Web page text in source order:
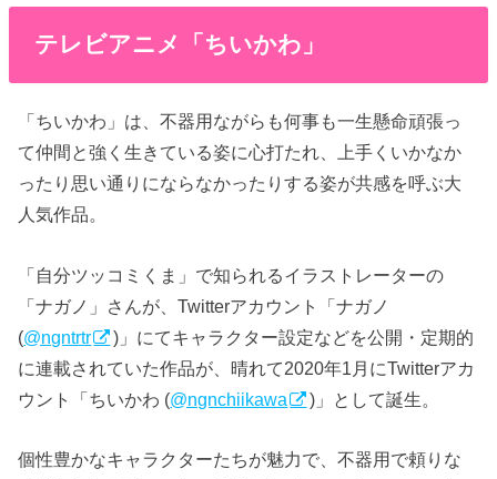
テレビアニメ「ちいかわ」
「ちいかわ」は、不器用ながらも何事も一生懸命頑張っ
て仲間と強く生きている姿に心打たれ、上手くいかなか
ったり思い通りにならなかったりする姿が共感を呼ぶ大
人気作品。
「自分ツッコミくま」で知られるイラストレーターの
「ナガノ」さんが、Twitterアカウント「ナガノ
(@ngntrtr
)」にてキャラクター設定などを公開・定期的
に連載されていた作品が、晴れて2020年1月にTwitterアカ
ウント「ちいかわ (@ngnchiikawa )」として誕生。
個性豊かなキャラクターたちが魅力で、不器用で頼りな